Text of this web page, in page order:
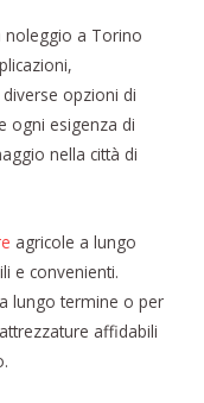
noleggio a Torino
opzioni di
ogni esigenza di
nella città di
agricole a lungo
e convenienti.
lungo termine o per
affidabili